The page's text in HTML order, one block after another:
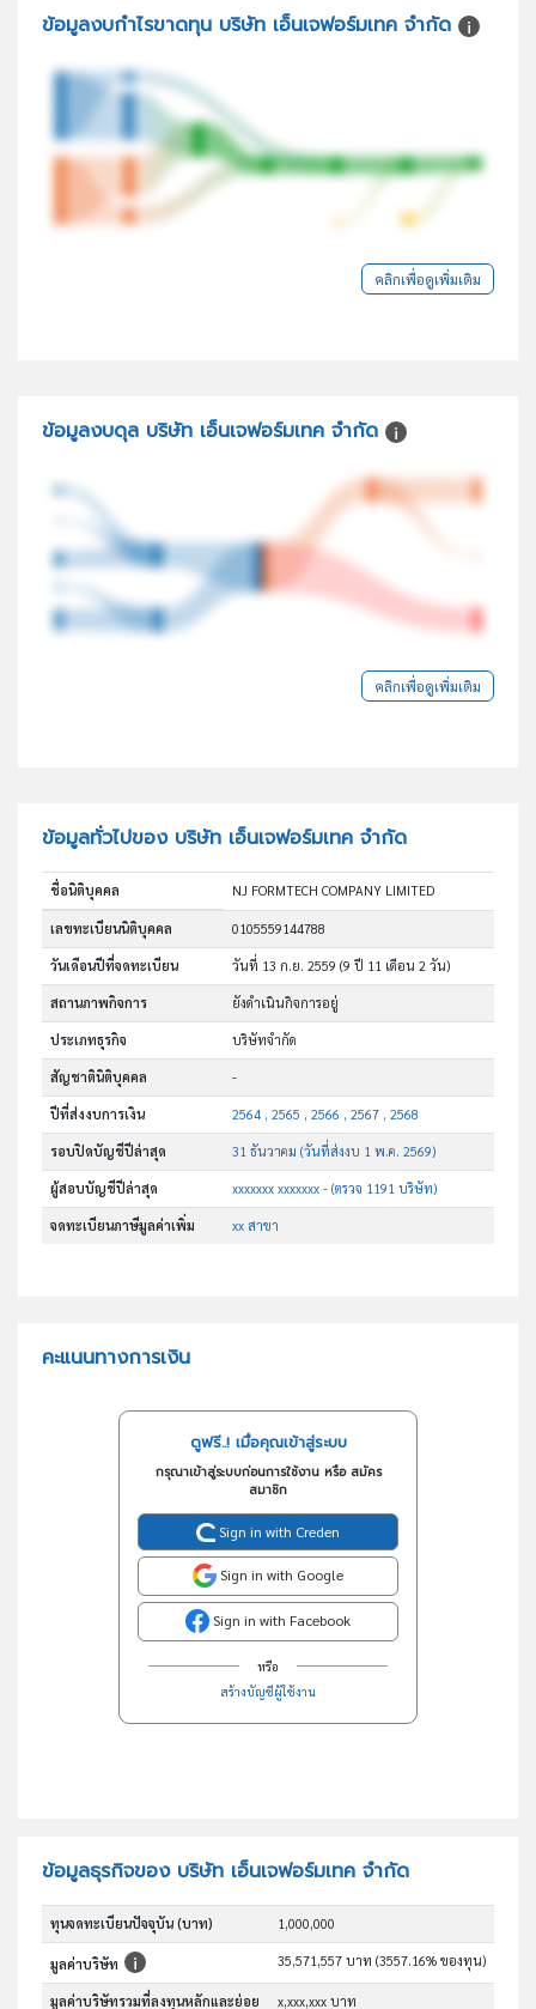
ข้อมูลงบกำไรขาดทุน บริษัท เอ็นเจฟอร์มเทค จำกัด
คลิกเพื่อดูเพิ่มเติม
ข้อมูลงบดุล บริษัท เอ็นเจฟอร์มเทค จำกัด
คลิกเพื่อดูเพิ่มเติม
ข้อมูลทั่วไปของ บริษัท เอ็นเจฟอร์มเทค จำกัด
ชื่อนิติบุคคล NJ FORMTECH COMPANY LIMITED
เลขทะเบียนนิติบุคคล 0105559144788
วันเดือนปีที่จดทะเบียน วันที่ 13 ก.ย. 2559(9 ปี 11 เดือน 2 วัน)
สถานภาพกิจการ ยังดำเนินกิจการอยู่
ประเภทธุรกิจ บริษัทจำกัด
สัญชาตินิติบุคคล -
ปีที่ส่งงบการเงิน 2564 , 2565 , 2566 , 2567 , 2568
รอบปิดบัญชีปีล่าสุด 31 ธันวาคม (วันที่ส่งงบ 1 พ.ค. 2569)
ผู้สอบบัญชีปีล่าสุด xxxxxxx xxxxxxx - (ตรวจ 1191 บริษัท)
จดทะเบียนภาษีมูลค่าเพิ่ม xx สาขา
คะแนนทางการเงิน
ดูฟรี..! เมื่อคุณเข้าสู่ระบบ
กรุณาเข้าสู่ระบบก่อนการใช้งาน หรือ สมัคร
สมาชิก
Sign in with Creden
Sign in with Google
Sign in with Facebook
หรือ
สร้างบัญชีผู้ใช้งาน
ข้อมูลธุรกิจของ บริษัท เอ็นเจฟอร์มเทค จำกัด
ทุนจดทะเบียนปัจจุบัน (บาท) 1,000,000
มูลค่าบริษัท 35,571,557 บาท (3557.16% ของทุน)
มูลค่าบริษัทรวมที่ลงทุนหลักและย่อย x,xxx,xxx บาท